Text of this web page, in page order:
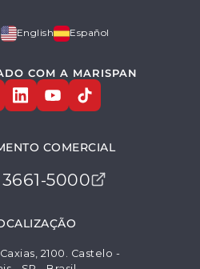
English Español
COM A MARISPAN
COMERCIAL
3661-5000
2100. Castelo -